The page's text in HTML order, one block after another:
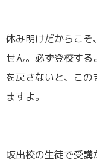
休み明けだからこそ
せん。必ず登校する
を戻さないと、この
ますよ。
坂出校の生徒で受